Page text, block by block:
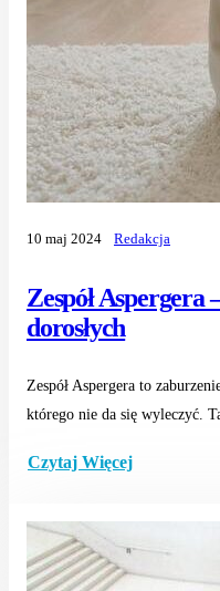
Zespół Aspergera
dorosłych
10 maj 2024 Redakcja
Zespół Aspergera to
którego nie da się wyleczyć.
Czytaj Więcej